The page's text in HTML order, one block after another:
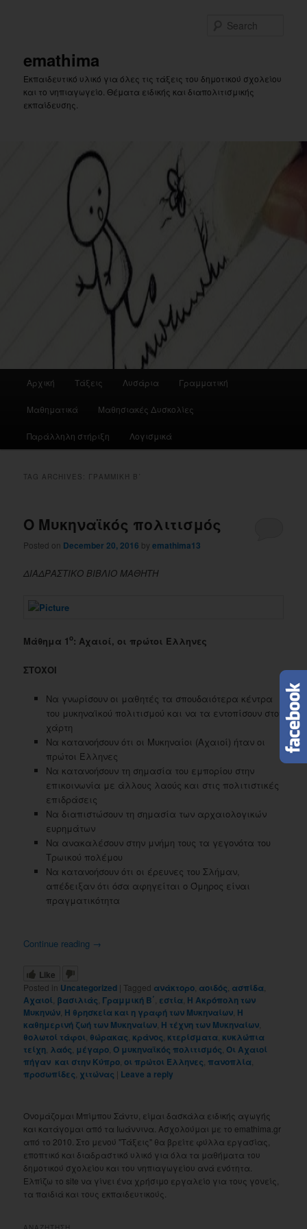
emathima
Εκπαιδευτικό υλικό για όλες τις τάξεις του δημοτικού σχολείου
και το νηπιαγωγείο. Θέματα ειδικής και διαπολιτισμικής
εκπαίδευσης.
Αρχική Τάξεις Λυσάρια Γραμματική
Μαθηματικά Μαθησιακές Δυσκολίες
Παράλληλη στήριξη Λογισμικά
TAG ARCHIVES: ΓΡΑΜΜΙΚΉ Β΄
Ο Μυκηναϊκός πολιτισμός
Posted on December 20, 2016 byemathima13
ΔΙΑΔΡΑΣΤΙΚΟ ΒΙΒΛΙΟ ΜΑΘΗΤΗ
Μάθημα 1ο: Αχαιοί, οι πρώτοι Έλληνες
ΣΤΟΧΟΙ
Να γνωρίσουν οι μαθητές τα σπουδαιότερα κέντρα
του μυκηναϊκού πολιτισμού και να τα εντοπίσουν στον
χάρτη
Να κατανοήσουν ότι οι Μυκηναίοι (Αχαιοί) ήταν οι
πρώτοι Έλληνες
Να κατανοήσουν τη σημασία του εμπορίου στην
επικοινωνία με άλλους λαούς και στις πολιτιστικές
επιδράσεις
Να διαπιστώσουν τη σημασία των αρχαιολογικών
ευρημάτων
Να ανακαλέσουν στην μνήμη τους τα γεγονότα του
Τρωικού πολέμου
Να κατανοήσουν ότι οι έρευνες του Σλήμαν,
απέδειξαν ότι όσα αφηγείται ο Όμηρος είναι
πραγματικότητα
Continue reading →
Like
Posted in Uncategorized | Tagged ανάκτορο αοιδός ασπίδα
Αχαιοί βασιλιάς Γραμμική Β΄ εστία Η Ακρόπολη των
Μυκηνών Η θρησκεία και η γραφή των Μυκηναίων Η
καθημερινή ζωή των Μυκηναίων Η τέχνη των Μυκηναίων
θολωτοί τάφοι θώρακας κράνος κτερίσματα κυκλώπια
τείχη λαός μέγαρο ,Ο μυκηναϊκός πολιτισμός ,Οι Αχαιοί
πήγαν και στην Κύπρο ,οι πρώτοι Έλληνες πανοπλία
προσωπίδες χιτώνας | Leave a reply
Ονομάζομαι Μπίμπου Σάντυ, είμαι δασκάλα ειδικής αγωγής
και κατάγομαι από τα Ιωάννινα. Ασχολούμαι με το emathima.gr
από το 2010. Στο μενού "Τάξεις" θα βρείτε φύλλα εργασίας,
εποπτικό και διαδραστικό υλικό για όλα τα μαθήματα του
δημοτικού σχολείου και του νηπιαγωγείου ανά ενότητα.
Ελπίζω το site να γίνει ένα χρήσιμο εργαλείο για τους γονείς,
τα παιδιά και τους εκπαιδευτικούς.